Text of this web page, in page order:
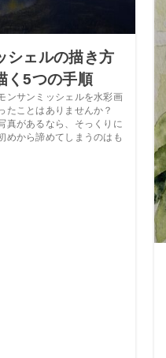
シェルの描き方
く5つの手順
ンサンミッシェルを水彩画
たことはありませんか？
真があるなら、そっくりに
めから諦めてしまうのはも